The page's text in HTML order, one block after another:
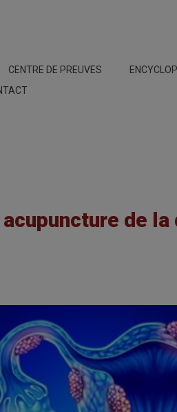
CENTRE DE PREUVES
de